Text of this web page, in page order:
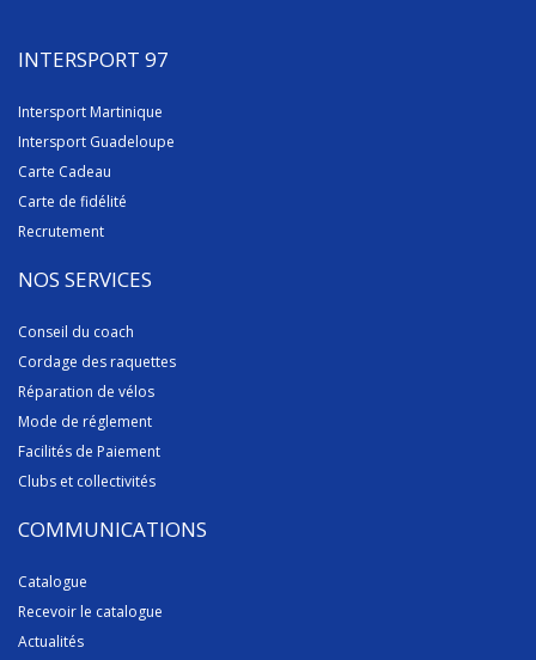
INTERSPORT 97
Intersport Martinique
Intersport Guadeloupe
Carte Cadeau
Carte de fidélité
Recrutement
NOS SERVICES
Conseil du coach
Cordage des raquettes
Réparation de vélos
Mode de réglement
Facilités de Paiement
Clubs et collectivités
COMMUNICATIONS
Catalogue
Recevoir le catalogue
Actualités